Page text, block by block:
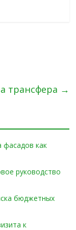
трансфера →
фасадов как
руководство
бюджетных
к